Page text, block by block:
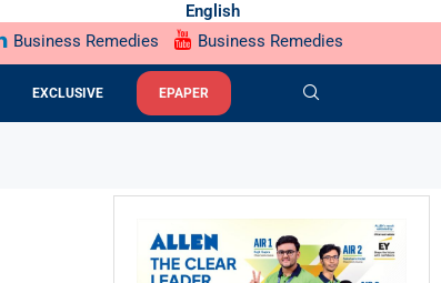
English
Business Remedies Business Remedies
EXCLUSIVE EPAPER